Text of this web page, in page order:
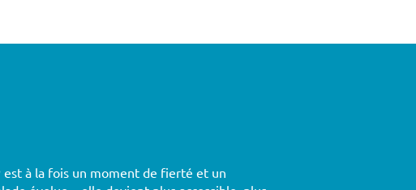
est à la fois un moment de fierté et un